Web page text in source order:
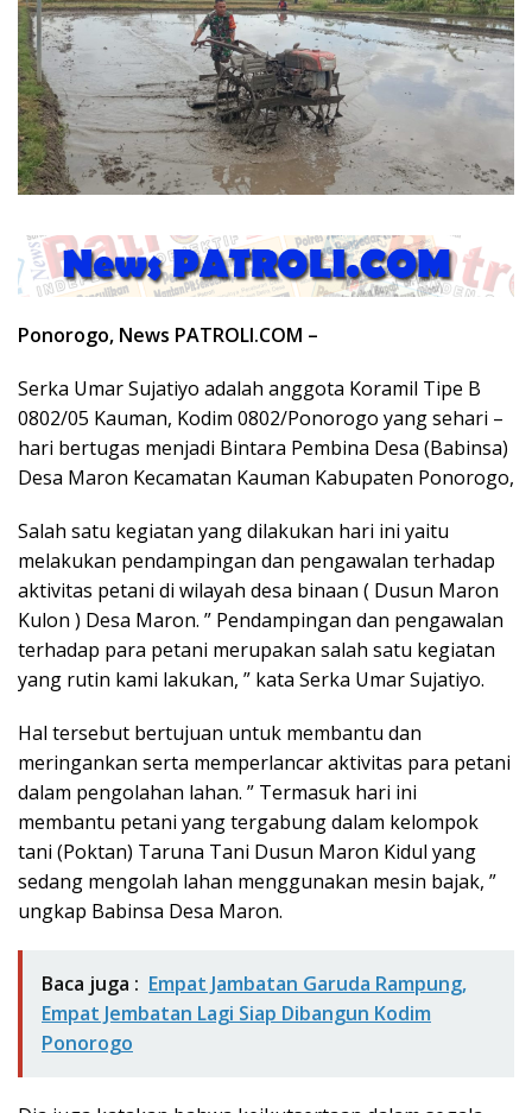
Ponorogo, News PATROLI.COM –
Serka Umar Sujatiyo adalah anggota Koramil Tipe B
0802/05 Kauman, Kodim 0802/Ponorogo yang sehari –
hari bertugas menjadi Bintara Pembina Desa (Babinsa)
Desa Maron Kecamatan Kauman Kabupaten Ponorogo,
Salah satu kegiatan yang dilakukan hari ini yaitu
melakukan pendampingan dan pengawalan terhadap
aktivitas petani di wilayah desa binaan ( Dusun Maron
Kulon ) Desa Maron. ” Pendampingan dan pengawalan
terhadap para petani merupakan salah satu kegiatan
yang rutin kami lakukan, ” kata Serka Umar Sujatiyo.
Hal tersebut bertujuan untuk membantu dan
meringankan serta memperlancar aktivitas para petani
dalam pengolahan lahan. ” Termasuk hari ini
membantu petani yang tergabung dalam kelompok
tani (Poktan) Taruna Tani Dusun Maron Kidul yang
sedang mengolah lahan menggunakan mesin bajak, ”
ungkap Babinsa Desa Maron.
Baca juga : Empat Jambatan Garuda Rampung,
Empat Jembatan Lagi Siap Dibangun Kodim
Ponorogo